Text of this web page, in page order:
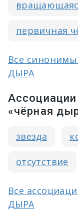
первичная
Все
ДЫРА
«чёрная
звезда
отсутствие
Все
ДЫРА